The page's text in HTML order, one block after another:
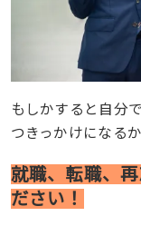
もしかすると自分
つきっかけになる
就職、転職、
ださい！